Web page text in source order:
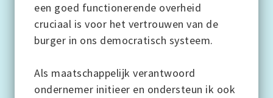
een goed functionerende overheid
cruciaal is voor het vertrouwen van de
burger in ons democratisch systeem.
Als maatschappelijk verantwoord
ondernemer initieer en ondersteun ik ook